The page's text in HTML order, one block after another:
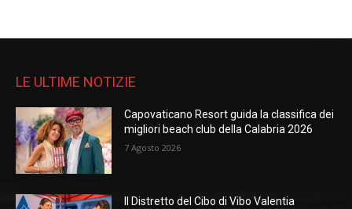
LE ULTIME NOTIZIE
Capovaticano Resort guida la classifica dei
migliori beach club della Calabria 2026
7 Agosto 2026
Il Distretto del Cibo di Vibo Valentia